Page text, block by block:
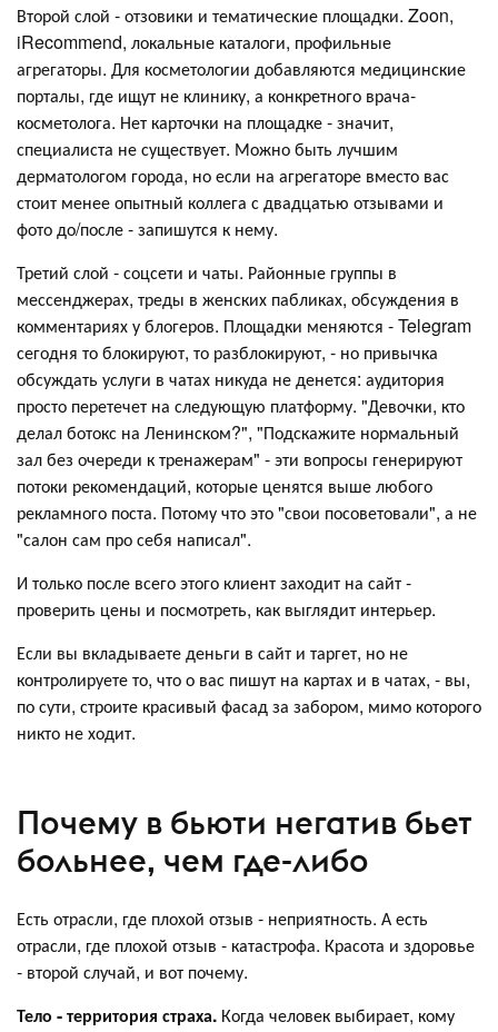
Второй слой - отзовики и тематические площадки. Zoon,
iRecommend, локальные каталоги, профильные
агрегаторы. Для косметологии добавляются медицинские
порталы, где ищут не клинику, а конкретного врача-
косметолога. Нет карточки на площадке - значит,
специалиста не существует. Можно быть лучшим
дерматологом города, но если на агрегаторе вместо вас
стоит менее опытный коллега с двадцатью отзывами и
фото до/после - запишутся к нему.
Третий слой - соцсети и чаты. Районные группы в
мессенджерах, треды в женских пабликах, обсуждения в
комментариях у блогеров. Площадки меняются - Telegram
сегодня то блокируют, то разблокируют, - но привычка
обсуждать услуги в чатах никуда не денется: аудитория
просто перетечет на следующую платформу. "Девочки, кто
делал ботокс на Ленинском?", "Подскажите нормальный
зал без очереди к тренажерам" - эти вопросы генерируют
потоки рекомендаций, которые ценятся выше любого
рекламного поста. Потому что это "свои посоветовали", а не
"салон сам про себя написал".
И только после всего этого клиент заходит на сайт -
проверить цены и посмотреть, как выглядит интерьер.
Если вы вкладываете деньги в сайт и таргет, но не
контролируете то, что о вас пишут на картах и в чатах, - вы,
по сути, строите красивый фасад за забором, мимо которого
никто не ходит.
Почему в бьюти негатив бьет
больнее, чем где-либо
Есть отрасли, где плохой отзыв - неприятность. А есть
отрасли, где плохой отзыв - катастрофа. Красота и здоровье
- второй случай, и вот почему.
Тело - территория страха. Когда человек выбирает, кому